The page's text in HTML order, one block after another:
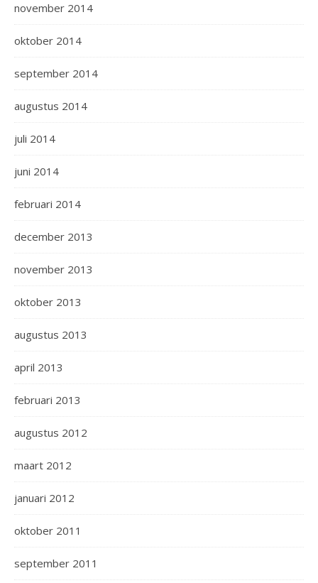
november 2014
oktober 2014
september 2014
augustus 2014
juli 2014
juni 2014
februari 2014
december 2013
november 2013
oktober 2013
augustus 2013
april 2013
februari 2013
augustus 2012
maart 2012
januari 2012
oktober 2011
september 2011